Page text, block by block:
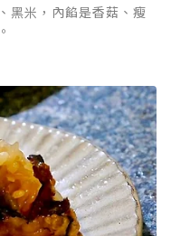
黑米，內餡是香菇、瘦